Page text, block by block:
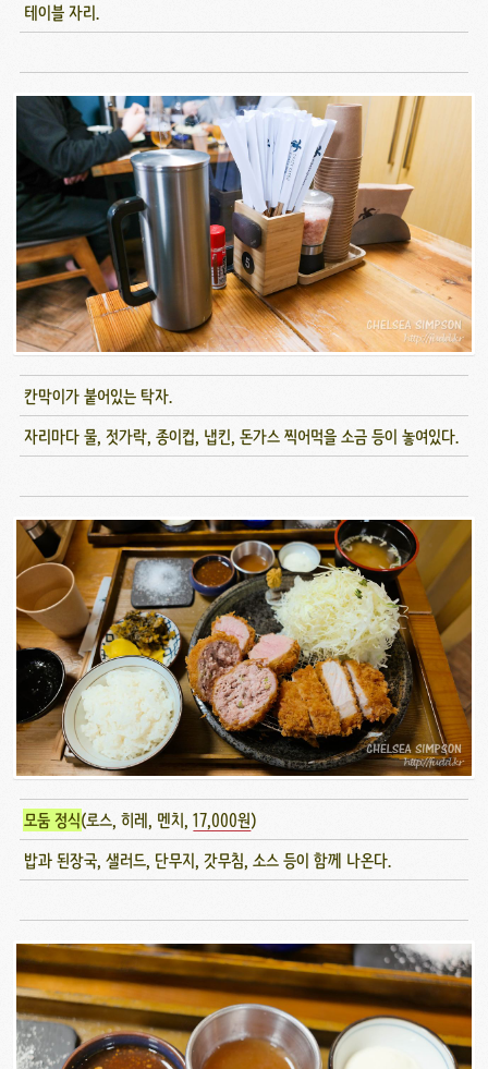
테이블 자리.
칸막이가 붙어있는 탁자.
자리마다 물, 젓가락, 종이컵, 냅킨, 돈가스 찍어먹을 소금 등이 놓여있다.
모둠 정식(로스, 히레, 멘치, 17,000원)
밥과 된장국, 샐러드, 단무지, 갓무침, 소스 등이 함께 나온다.